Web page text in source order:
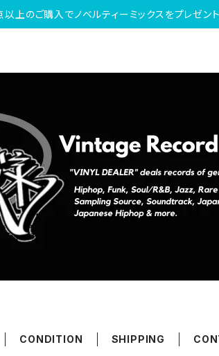
上のご購入でノベルティーミックスをプレゼント
CONDITION SHIPPING